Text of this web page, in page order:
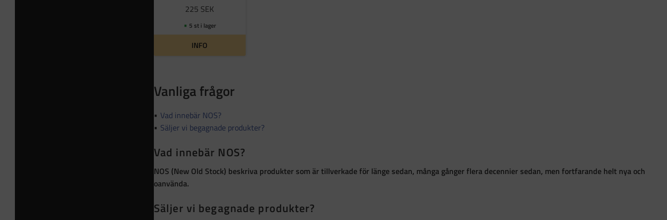
225 SEK
5 st i lager
INFO
Vanliga frågor
Vad innebär NOS?
Säljer vi begagnade produkter?
Vad innebär NOS?
NOS (New Old Stock) beskriva produkter som ärtillverkade för länge sedan, många gånger flera decennier sedan, men fortfarande helt nya och
oanvända.
Säljer vi begagnade produkter?